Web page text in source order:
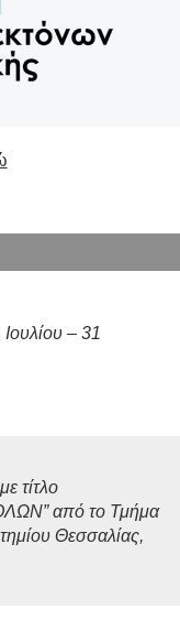
– 31
τίτλο
από το Τμήμα
Θεσσαλίας,